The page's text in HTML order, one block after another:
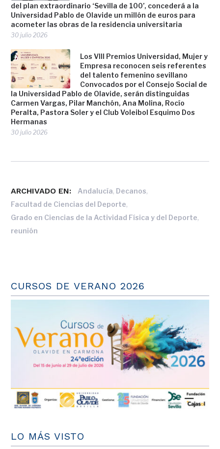
del plan extraordinario ‘Sevilla de 100’, concederá a la
Universidad Pablo de Olavide un millón de euros para
acometer las obras de la residencia universitaria
30 julio 2026
Los VIII Premios Universidad, Mujer y
Empresa reconocen seis referentes
del talento femenino sevillano
Convocados por el Consejo Social de
la Universidad Pablo de Olavide, serán distinguidas
Carmen Vargas, Pilar Manchón, Ana Molina, Rocío
Peralta, Pastora Soler y el Club Voleibol Esquimo Dos
Hermanas
30 julio 2026
ARCHIVADO EN: Andalucía, Decanos,
Facultad de Ciencias del Deporte,
Grado en Ciencias de la Actividad Física y del Deporte,
reunión
CURSOS DE VERANO 2026
LO MÁS VISTO